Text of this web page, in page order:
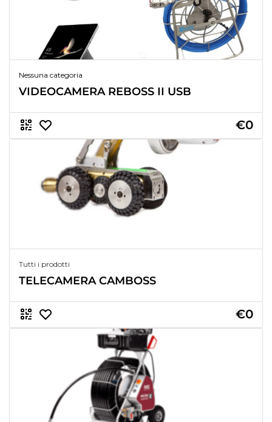
Nessuna categoria
VIDEOCAMERA REBOSS II USB
€0
Tutti i prodotti
TELECAMERA CAMBOSS
€0